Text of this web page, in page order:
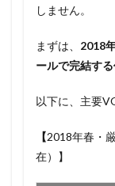
しません。
まずは、 2018
ールで完結す
以下に、主要
【2018年春・
在）】